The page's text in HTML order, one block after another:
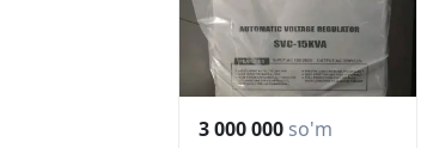
3 000 000 so'm